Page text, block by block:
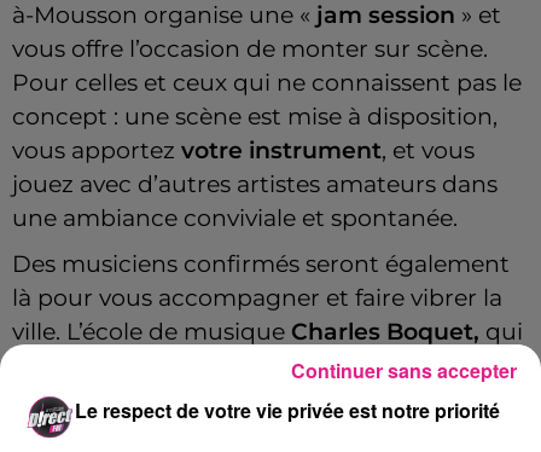
à-Mousson organise une « jam session » et
vous offre l’occasion de monter sur scène.
Pour celles et ceux qui ne connaissent pas le
concept : une scène est mise à disposition,
vous apportez votre instrument, et vous
jouez avec d’autres artistes amateurs dans
une ambiance conviviale et spontanée.
Des musiciens confirmés seront également
là pour vous accompagner et faire vibrer la
ville. L’école de musique Charles Boquet, qui
compte environ 300 élèves et 16 professeurs,
sera pleinement mobilisée pour cette
dernière session de l’année 2025. Les élèves
Le respect de votre vie privée est notre priorité
Continuer sans accepter